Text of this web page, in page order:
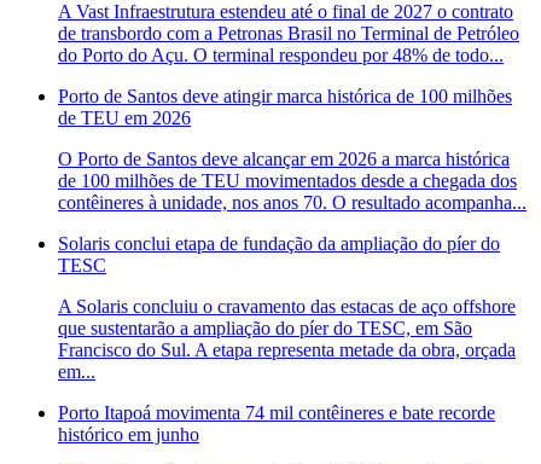
A Vast Infraestrutura estendeu até o final de 2027 o contrato
de transbordo com a Petronas Brasil no Terminal de Petróleo
do Porto do Açu. O terminal respondeu por 48% de todo...
Porto de Santos deve atingir marca histórica de 100 milhões
de TEU em 2026
O Porto de Santos deve alcançar em 2026 a marca histórica
de 100 milhões de TEU movimentados desde a chegada dos
contêineres à unidade, nos anos 70. O resultado acompanha...
Solaris conclui etapa de fundação da ampliação do píer do
TESC
A Solaris concluiu o cravamento das estacas de aço offshore
que sustentarão a ampliação do píer do TESC, em São
Francisco do Sul. A etapa representa metade da obra, orçada
em...
Porto Itapoá movimenta 74 mil contêineres e bate recorde
histórico em junho